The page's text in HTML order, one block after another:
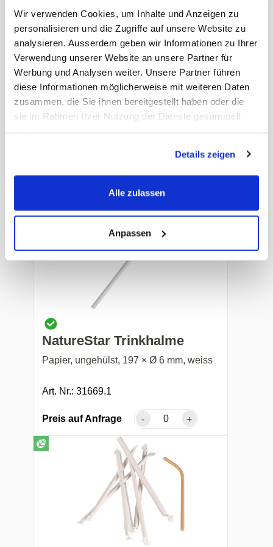
Wir verwenden Cookies, um Inhalte und Anzeigen zu
personalisieren und die Zugriffe auf unsere Website zu
analysieren. Ausserdem geben wir Informationen zu Ihrer
Verwendung unserer Website an unsere Partner für
Werbung und Analysen weiter. Unsere Partner führen
diese Informationen möglicherweise mit weiteren Daten
zusammen, die Sie ihnen bereitgestellt haben oder die
sie im Rahmen Ihrer Nutzung der Dienste gesammelt
Details zeigen
Alle zulassen
Anpassen
NatureStar Trinkhalme
Papier, ungehülst, 197 × Ø 6 mm,
biologisch abbaubar, gelb / weiss
NatureStar Trinkhalme
Papier, ungehülst, 197 × Ø 6 mm, weiss
Art. Nr.: 31669.1
Preis auf Anfrage - +